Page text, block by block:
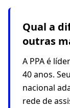
Qual a
outras
A PPA é
40 anos.
nacional
rede de